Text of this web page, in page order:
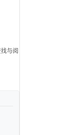
与阅